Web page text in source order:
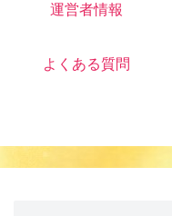
運営者情報
よくある質問